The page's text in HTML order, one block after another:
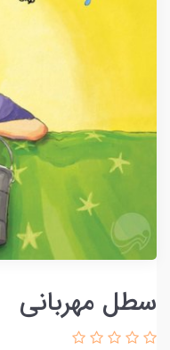
سطل مهربانی